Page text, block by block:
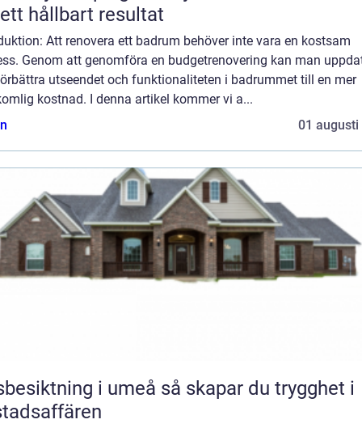
hållbart resultat
Att renovera ett badrum behöver inte vara en kostsam
Genom att genomföra en budgetrenovering kan man
utseendet och funktionaliteten i badrummet till en mer
kostnad. I denna artikel kommer vi a...
01 augusti
i umeå så skapar du trygghet i